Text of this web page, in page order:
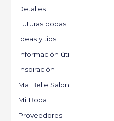
Detalles
Futuras bodas
Ideas y tips
Información útil
Inspiración
Ma Belle Salon
Mi Boda
Proveedores